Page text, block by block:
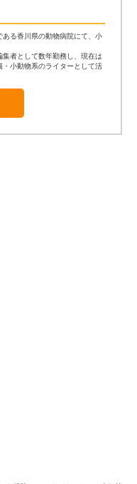
る香川県の動物病院にて、小
者として数年勤務し、現在は
小動物系のライターとして活